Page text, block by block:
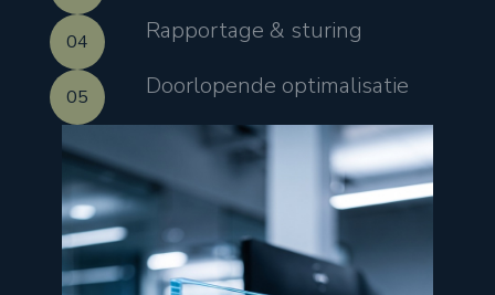
04 Rapportage & sturing
05 Doorlopende optimalisatie